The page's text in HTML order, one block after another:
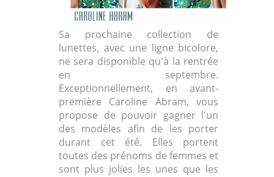
Sa prochaine collection de
lunettes, avec une ligne bicolore,
ne sera disponible qu'à la rentrée
en septembre.
Exceptionnellement, en avant-
première Caroline Abram, vous
propose de pouvoir gagner l'un
des modèles afin de les porter
durant cet été. Elles portent
toutes des prénoms de femmes et
sont plus jolies les unes que les